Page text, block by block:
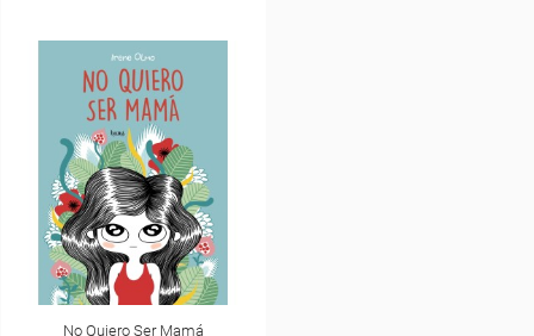
No Quiero Ser Mamá